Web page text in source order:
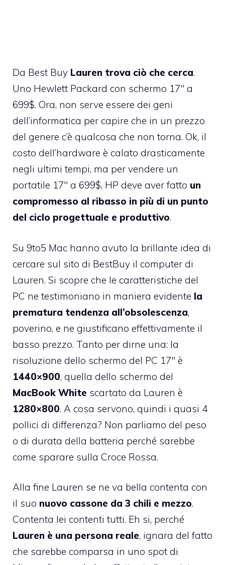
Da Best Buy Lauren trova ciò che cerca.
Uno Hewlett Packard con schermo 17″ a
699$. Ora, non serve essere dei geni
dell’informatica per capire che in un prezzo
del genere c’è qualcosa che non torna. Ok, il
costo dell’hardware è calato drasticamente
negli ultimi tempi, ma per vendere un
portatile 17″ a 699$, HP deve aver fatto un
compromesso al ribasso in più di un punto
del ciclo progettuale e produttivo.
Su 9to5 Mac hanno avuto la brillante idea di
cercare sul sito di BestBuy il computer di
Lauren. Si scopre che le caratteristiche del
PC ne testimoniano in maniera evidente la
prematura tendenza all’obsolescenza,
poverino, e ne giustificano effettivamente il
basso prezzo. Tanto per dirne una: la
risoluzione dello schermo del PC 17″ è
1440×900, quella dello schermo del
MacBook White scartato da Lauren è
1280×800. A cosa servono, quindi i quasi 4
pollici di differenza? Non parliamo del peso
o di durata della batteria perché sarebbe
come sparare sulla Croce Rossa.
Alla fine Lauren se ne va bella contenta con
il suo nuovo cassone da 3 chili e mezzo.
Contenta lei contenti tutti. Eh si, perché
Lauren è una persona reale, ignara del fatto
che sarebbe comparsa in uno spot di